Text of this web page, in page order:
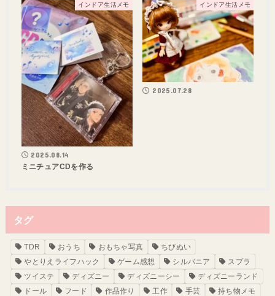
インドア生活メモ
2025.08.14
ミニチュアCDを作る
インドア生活メモ
2025.07.28
タグ
TDR おうち おもちゃ写真
ちびぬい
やとりえライフハック
ゲーム感想 シルバニア
スプラ
ツイステ
ディズニー ディズニーシー
ディズニーランド
ドール
フード 作品作り 工作 手芸 持ち物メモ